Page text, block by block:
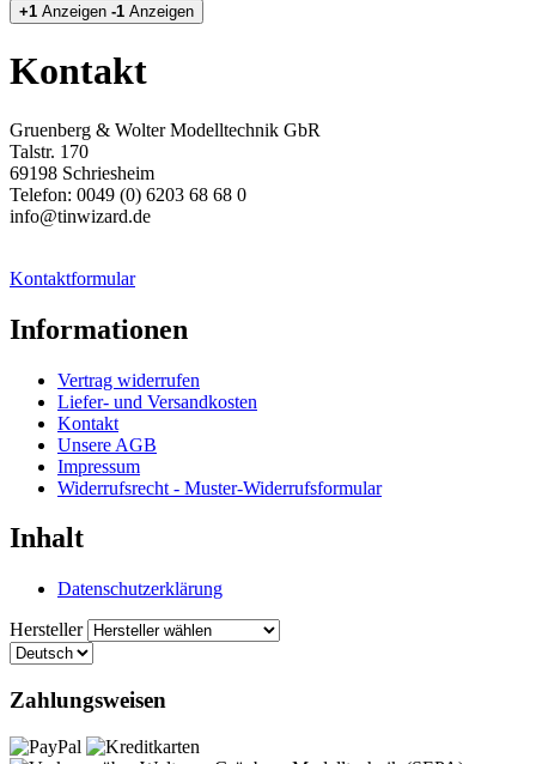
+1 Anzeigen -1 Anzeigen
Kontakt
Gruenberg & Wolter Modelltechnik GbR
Talstr. 170
69198 Schriesheim
Telefon: 0049 (0) 6203 68 68 0
info@tinwizard.de
Kontaktformular
Informationen
Vertrag widerrufen
Liefer- und Versandkosten
Kontakt
Unsere AGB
Impressum
Widerrufsrecht - Muster-Widerrufsformular
Inhalt
Datenschutzerklärung
Hersteller
Zahlungsweisen